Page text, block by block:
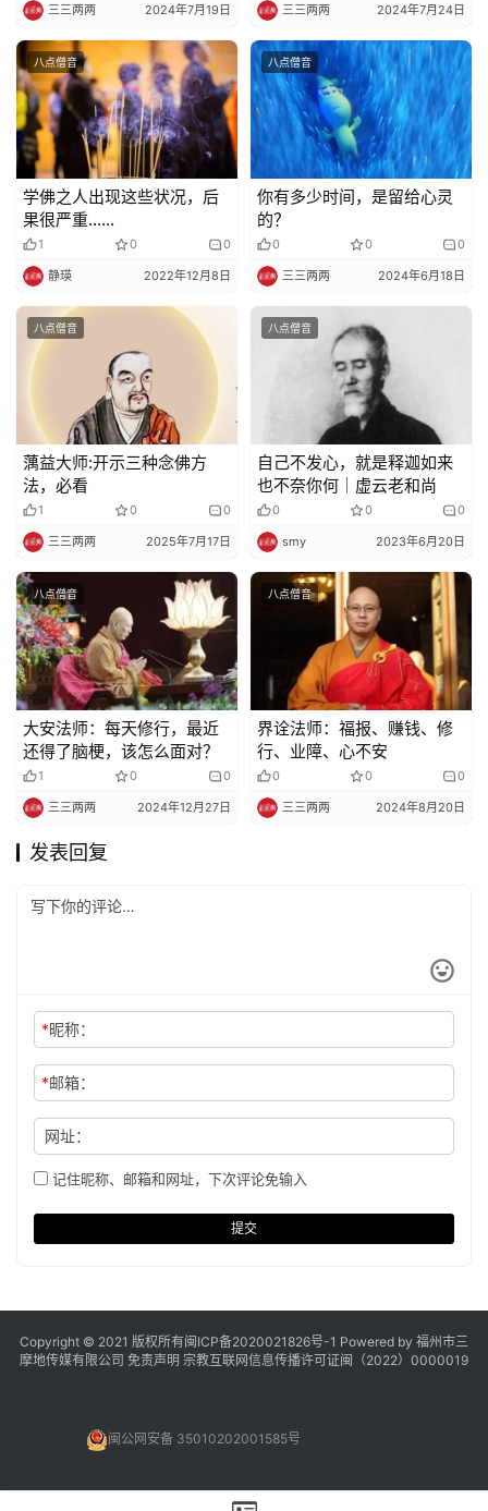
免
责
声
明
三三两两 2024年7月19日 三三两两 2024年7月24日
八点僧音
学佛之人出现这些状况，后
果很严重……
1 0 0
静瑛 2022年12月8日
八点僧音
你有多少时间，是留给心灵
的？
0 0 0
三三两两 2024年6月18日
八点僧音
蕅益大师:开示三种念佛方
法，必看
1 0 0
三三两两 2025年7月17日
八点僧音
自己不发心，就是释迦如来
也不奈你何｜虚云老和尚
0 0 0
smy 2023年6月20日
八点僧音
大安法师：每天修行，最近
还得了脑梗，该怎么面对？
1 0 0
三三两两 2024年12月27日
八点僧音
界诠法师：福报、赚钱、修
行、业障、心不安
0 0 0
三三两两 2024年8月20日
发表回复
*昵称：
*邮箱：
网址：
记住昵称、邮箱和网址，下次评论免输入
提交
Copyright © 2021 版权所有闽ICP备2020021826号-1 Powered by 福州市三
摩地传媒有限公司 免责声明 宗教互联网信息传播许可证闽（2022）0000019
闽公网安备 35010202001585号